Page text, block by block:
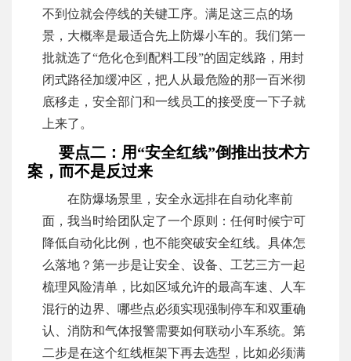
不到位就会停线的关键工序。满足这三点的场
景，大概率是最适合先上防爆小车的。我们第一
批就选了“危化仓到配料工段”的固定线路，用封
闭式路径加缓冲区，把人从最危险的那一百米彻
底移走，安全部门和一线员工的接受度一下子就
上来了。
要点二：用“安全红线”倒推出技术方
案，而不是反过来
在防爆场景里，安全永远排在自动化率前
面，我当时给团队定了一个原则：任何时候宁可
降低自动化比例，也不能突破安全红线。具体怎
么落地？第一步是让安全、设备、工艺三方一起
梳理风险清单，比如区域允许的最高车速、人车
混行的边界、哪些点必须实现强制停车和双重确
认、消防和气体报警需要如何联动小车系统。第
二步是在这个红线框架下再去选型，比如必须满